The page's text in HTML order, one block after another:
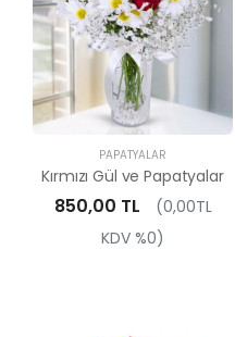
PAPATYALAR
Kırmızı Gül ve Papatyalar
850,00 TL
(0,00TL
KDV %0)